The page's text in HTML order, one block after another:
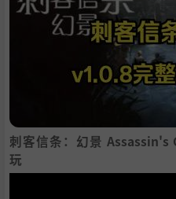
刺客信条：幻景 Assassin's
玩